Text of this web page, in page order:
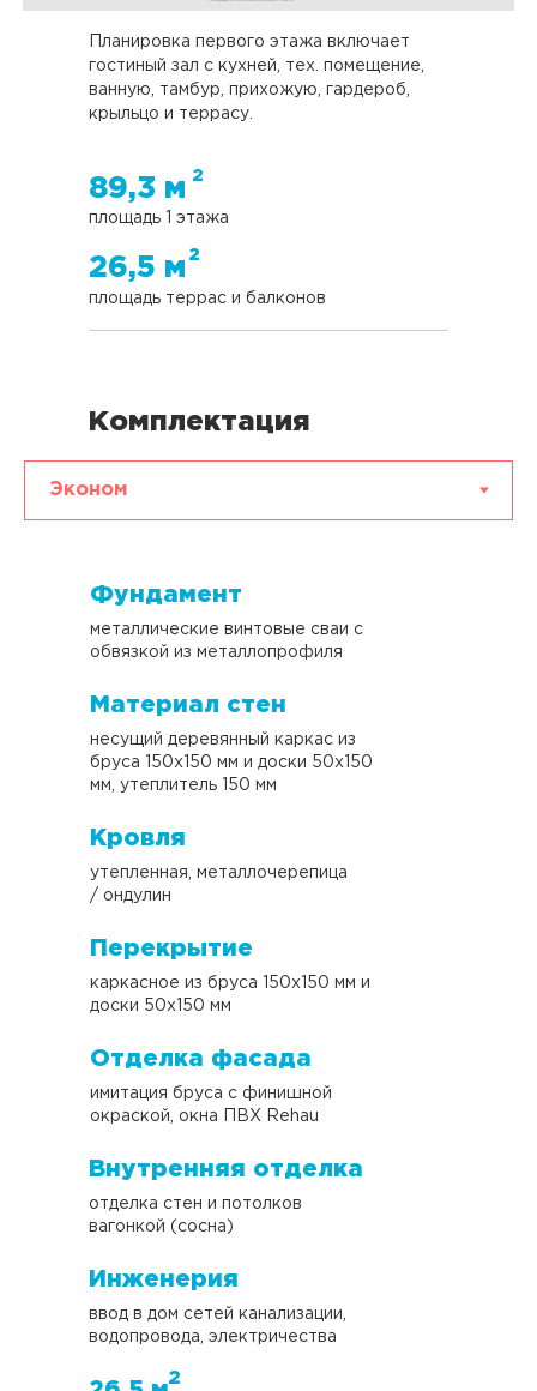
Планировка первого этажа включает
гостиный зал с кухней, тех. помещение,
ванную, тамбур, прихожую, гардероб,
крыльцо и террасу.
площадь 1 этажа
площадь террас и балконов
89,3 м
2
26,5 м
2
Планировка второго этажа включает 3
площадь террас и балконов
73,0 м
26,5 м
Комплектация
Фундамент
металлические винтовые сваи с
обвязкой из металлопрофиля
Материал стен
несущий деревянный каркас из
бруса 150х150 мм и доски 50х150
мм, утеплитель 150 мм
Кровля
утепленная, металлочерепица
/ ондулин
Перекрытие
каркасное из бруса 150х150 мм и
доски 50х150 мм
Отделка фасада
имитация бруса с финишной
окраской, окна ПВХ Rehau
Внутренняя отделка
отделка стен и потолков
вагонкой (сосна)
2
Инженерия
ввод в дом сетей канализации,
водопровода, электричества